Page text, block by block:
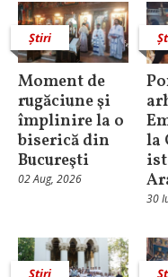
Știri
Moment de
rugăciune şi
împlinire la o
biserică din
Bucureşti
02 Aug, 2026
la
30
Știri